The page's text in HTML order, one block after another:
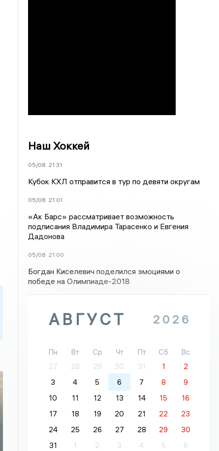
Наш Хоккей
05/08 21:31
Кубок КХЛ отправится в тур по девяти округам
05/08 21:01
«Ак Барс» рассматривает возможность
подписания Владимира Тарасенко и Евгения
Дадонова
05/08 21:00
Богдан Киселевич поделился эмоциями о
победе на Олимпиаде-2018
АВГУСТ 2026
Пн Вт Ср Чт Пт Сб
Вс
27
28 29 30 31 1
2
3
4 5 6 7 8
9
10
11 12 13 14 15
16
17
18 19 20 21 22
23
24
25 26 27 28 29
30
31
1 2 3 4 5 6